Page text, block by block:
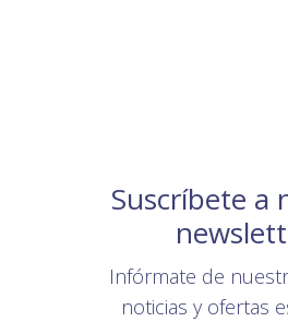
Suscríbete a
Infórmate de
noticias y ofertas